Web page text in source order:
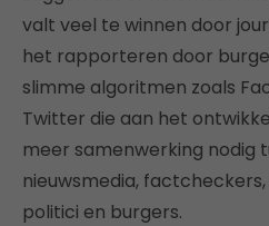
valt veel te winnen door
het rapporteren door
slimme algoritmen zoals
Twitter die aan het
meer samenwerking nodig
nieuwsmedia,
politici en burgers.